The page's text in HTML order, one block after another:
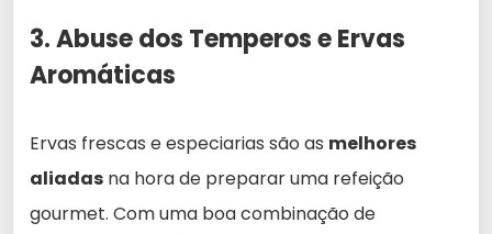
3. Abuse dos Temperos e Ervas
Aromáticas
Ervas frescas e especiarias são as melhores
aliadas na hora de preparar uma refeição
gourmet. Com uma boa combinação de